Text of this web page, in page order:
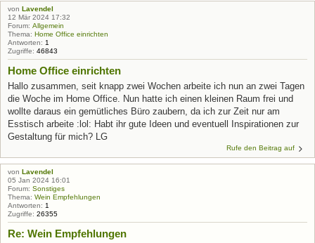
von Lavendel
12 Mär 2024 17:32
Forum: Allgemein
Thema: Home Office einrichten
Antworten: 1
Zugriffe: 46843
Home Office einrichten
Hallo zusammen, seit knapp zwei Wochen arbeite ich nun an zwei Tagen
die Woche im Home Office. Nun hatte ich einen kleinen Raum frei und
wollte daraus ein gemütliches Büro zaubern, da ich zur Zeit nur am
Esstisch arbeite :lol: Habt ihr gute Ideen und eventuell Inspirationen zur
Gestaltung für mich? LG
Rufe den Beitrag auf
von Lavendel
05 Jan 2024 16:01
Forum: Sonstiges
Thema: Wein Empfehlungen
Antworten: 1
Zugriffe: 26355
Re: Wein Empfehlungen